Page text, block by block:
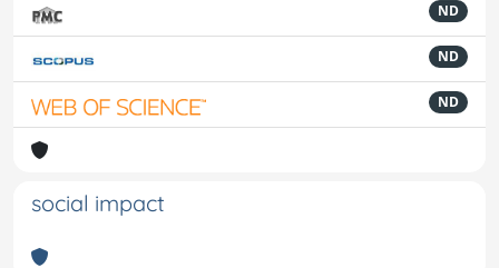
ND
ND
ND
social impact